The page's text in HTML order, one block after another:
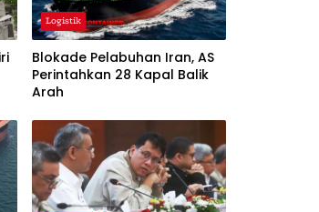
Logistik
Blokade Pelabuhan Iran, AS
Perintahkan 28 Kapal Balik
Arah